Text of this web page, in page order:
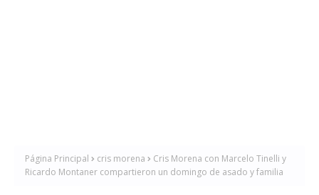
Página Principal cris morena
Cris Morena con Marcelo Tinelli y
Ricardo Montaner compartieron un domingo de asado y familia